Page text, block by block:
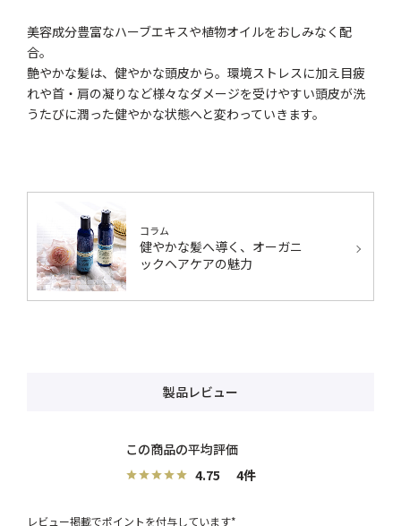
美容成分豊富なハーブエキスや植物オイルをおしみなく配
合。
艶やかな髪は、健やかな頭皮から。環境ストレスに加え目疲
れや首・肩の凝りなど様々なダメージを受けやすい頭皮が洗
うたびに潤った健やかな状態へと変わっていきます。
コラム
健やかな髪へ導く、オーガニ
ックヘアケアの魅力
製品レビュー
4.75 4
レビュー掲載でポイントを付与しています*